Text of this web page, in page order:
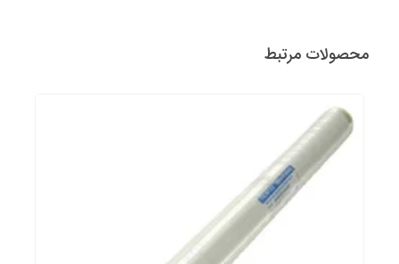
محصولات مرتبط